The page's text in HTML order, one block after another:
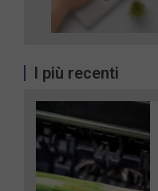
I più recenti